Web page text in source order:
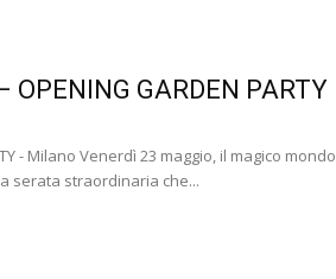
GARDEN PARTY
- Milano Venerdì 23 maggio, il magico mondo
serata straordinaria che...